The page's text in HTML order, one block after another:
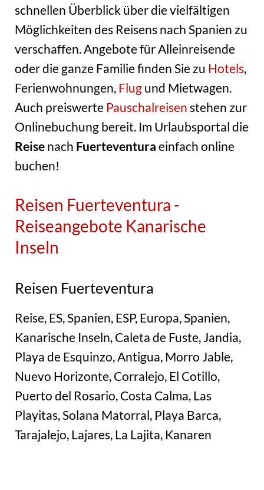
schnellen Überblick über die vielfältigen
Möglichkeiten des Reisens nach Spanien zu
verschaffen. Angebote für Alleinreisende
oder die ganze Familie finden Sie zu Hotels,
Ferienwohnungen,Flugund Mietwagen.
Auch preiswertePauschalreisenstehen zur
Onlinebuchung bereit. Im Urlaubsportal die
Reisenach Fuerteventuraeinfach online
buchen!
Reisen Fuerteventura -
Reiseangebote Kanarische
Inseln
Reisen Fuerteventura
Reise, ES, Spanien, ESP, Europa, Spanien,
Kanarische Inseln, Caleta de Fuste, Jandia,
Playa de Esquinzo, Antigua, Morro Jable,
Nuevo Horizonte, Corralejo, El Cotillo,
Puerto del Rosario, Costa Calma, Las
Playitas, Solana Matorral, Playa Barca,
Tarajalejo, Lajares, La Lajita, Kanaren